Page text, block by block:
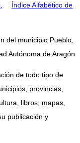
Índice Alfabético de
del municipio Pueblo,
Autónoma de Aragón
de todo tipo de
provincias,
libros, mapas,
publicación y